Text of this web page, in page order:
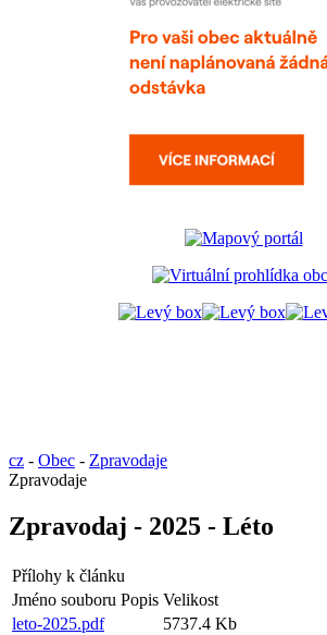
cz - Obec - Zpravodaje
Zpravodaje
Zpravodaj - 2025 - Léto
Přílohy k článku
Jméno souboru Popis Velikost
leto-2025.pdf
5737.4 Kb